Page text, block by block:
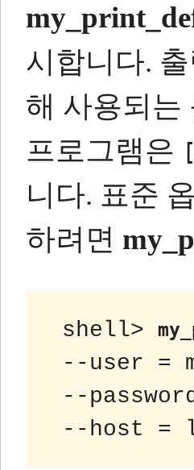
시합니다.
해 사용되는
프로그램은
니다. 표준
하려면
shell>
--user =
--
--host =